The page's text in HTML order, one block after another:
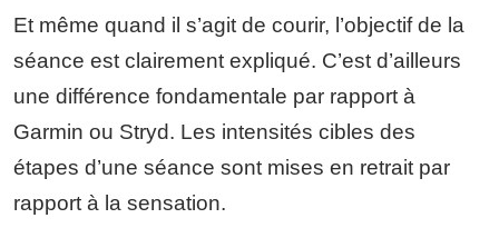
Et même quand il s’agit de courir, l’objectif de la
séance est clairement expliqué. C’est d’ailleurs
une différence fondamentale par rapport à
Garmin ou Stryd. Les intensités cibles des
étapes d’une séance sont mises en retrait par
rapport à la sensation.